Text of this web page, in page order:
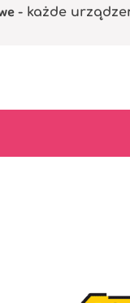
- każde